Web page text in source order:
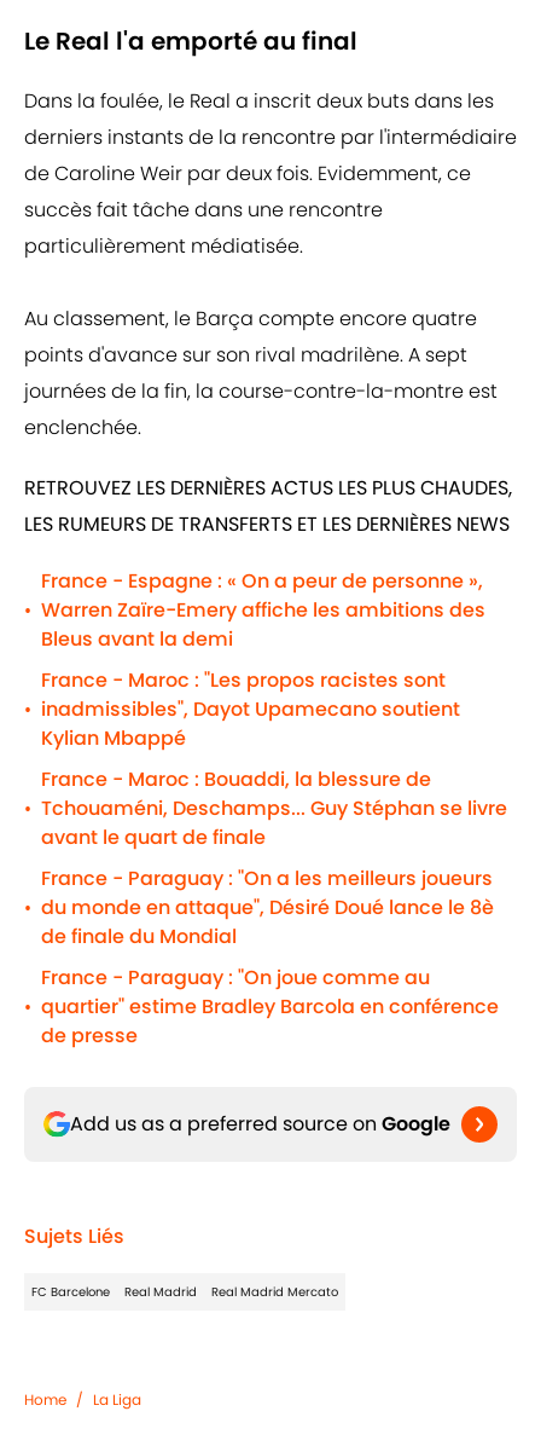
Le Real l'a emporté au final
Dans la foulée, le Real a inscrit deux buts dans les
derniers instants de la rencontre par l'intermédiaire
de Caroline Weir par deux fois. Evidemment, ce
succès fait tâche dans une rencontre
particulièrement médiatisée.
Au classement, le Barça compte encore quatre
points d'avance sur son rival madrilène. A sept
journées de la fin, la course-contre-la-montre est
enclenchée.
RETROUVEZ LES DERNIÈRES ACTUS LES PLUS CHAUDES,
LES RUMEURS DE TRANSFERTS ET LES DERNIÈRES NEWS
•
France - Espagne : « On a peur de personne »,
Warren Zaïre-Emery affiche les ambitions des
Bleus avant la demi
•
France - Maroc : "Les propos racistes sont
inadmissibles", Dayot Upamecano soutient
Kylian Mbappé
•
France - Maroc : Bouaddi, la blessure de
Tchouaméni, Deschamps... Guy Stéphan se livre
avant le quart de finale
•
France - Paraguay : "On a les meilleurs joueurs
du monde en attaque", Désiré Doué lance le 8è
de finale du Mondial
•
France - Paraguay : "On joue comme au
quartier" estime Bradley Barcola en conférence
de presse
Add us as a preferred source on Google
Sujets Liés
FC Barcelone Real Madrid Real Madrid Mercato
Home / La Liga